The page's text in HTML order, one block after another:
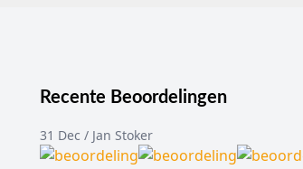
Recente Beoordelingen
31 Dec / Jan Stoker